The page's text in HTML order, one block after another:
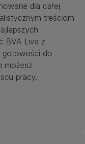
dla całej
treściom
BVA Live z
gotowości do
możesz
pracy.